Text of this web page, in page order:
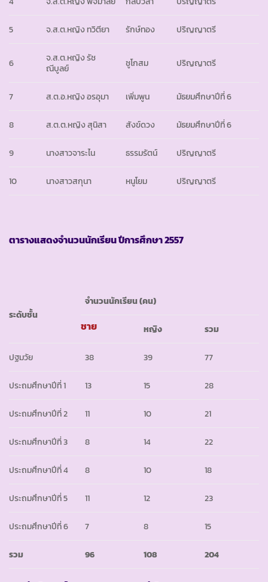
5 จ.ส.ต.หญิง ทวิตียา รักษ์ทอง ปริญญาตรี
6
จ.ส.ต.หญิง รัช
ณีบูลย์
ชูโกสม ปริญญาตรี
7 ส.ต.อ.หญิง อรอุมา เพิ่มพูน มัธยมศึกษาปีที่ 6
8 ส.ต.ต.หญิง สุนิสา สังข์ดวง มัธยมศึกษาปีที่ 6
9 นางสาวจาระไน ธรรมรัตน์ ปริญญาตรี
10 นางสาวสกุนา หนูโยม ปริญญาตรี
ตารางแสดงจำนวนนักเรียน ปีการศึกษา2557
ระดับชั้น
จำนวนนักเรียน(คน)
ชาย หญิง รวม
ปฐมวัย 38 39 77
ประถมศึกษาปีที่ 1 13 15 28
ประถมศึกษาปีที่ 2 11 10 21
ประถมศึกษาปีที่ 3 8 14 22
ประถมศึกษาปีที่ 4 8 10 18
ประถมศึกษาปีที่ 5 11 12 23
ประถมศึกษาปีที่ 6 7 8 15
รวม 96 108 204